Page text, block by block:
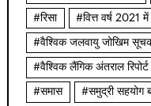
#रिसा #वित्त वर्ष 2021
#वैश्विक जलवायु जोखिम
#वैश्विक लैंगिक अंतराल रिपोर्ट
#समास #समुद्री सहयोग